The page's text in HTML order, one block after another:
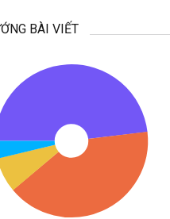
BÀI VIẾT